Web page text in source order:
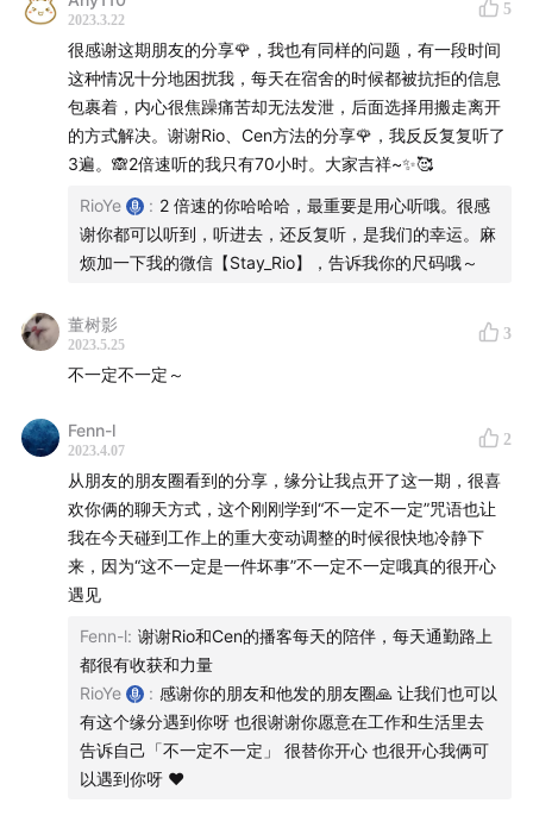
一个我们自认为很可爱的法门：「不一定 不一
定」
02:14分享一个朋友最近陷入的八卦困局：转变的四个
阶段
16:34Cen 分享的第一版本的三步骤方法论：「覺 停
20:34Cen 以前地铁转线路的故事：花了好大力气解绑
自己的念头
25:57贪嗔痴都是源于我们的执着：砍倒它的一把斧头
29:18给自己按下一个暂停键：找回自己的遥控器
33:52谢谢我们的念头：保护我们的软着陆
35:23 你有没有被搜索引擎的层层链接带走过？
37:11好气同事们怎么生气的Cen和好奇Cen怎么不生气
的同事们
40:27 Rio 有次一上班就被顾客大骂一通
45:05每天就像孙悟空七十二变的我们
48:39迷茫中给自己留下的冗余
51:52妙光法师的故事：被同学霸凌
55:01因为无常，我们永远有希望
56:27船到桥头自然直：是因为躺平还是因为接纳？
58:30 一个听友分享的故事：造化弄人的消息和男朋友
2023.3.22
5
很感谢这期朋友的分享🌹，我也有同样的问题，有一段时间
这种情况十分地困扰我，每天在宿舍的时候都被抗拒的信息
包裹着，内心很焦躁痛苦却无法发泄，后面选择用搬走离开
的方式解决。谢谢Rio、Cen方法的分享🌹，我反反复复听了
3遍。🙈2倍速听的我只有70小时。大家吉祥~✨🥰
RioYe : 2 倍速的你哈哈哈，最重要是用心听哦。很感
谢你都可以听到，听进去，还反复听，是我们的幸运。麻
烦加一下我的微信【Stay_Rio】，告诉我你的尺码哦～
董树影
2023.5.25
3
不一定不一定～
Fenn-l
2023.4.07
2
从朋友的朋友圈看到的分享，缘分让我点开了这一期，很喜
欢你俩的聊天方式，这个刚刚学到“不一定不一定”咒语也让
我在今天碰到工作上的重大变动调整的时候很快地冷静下
来，因为“这不一定是一件坏事”不一定不一定哦真的很开心
遇见
Fenn-l: 谢谢Rio和Cen的播客每天的陪伴，每天通勤路上
都很有收获和力量
RioYe
: 感谢你的朋友和他发的朋友圈🙏 让我们也可以
有这个缘分遇到你呀 也很谢谢你愿意在工作和生活里去
告诉自己「不一定不一定」 很替你开心 也很开心我俩可
以遇到你呀 ❤️